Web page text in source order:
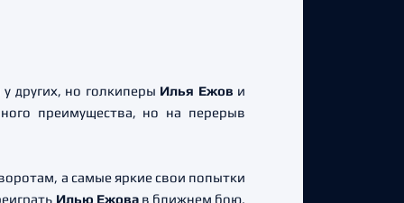
других, но голкиперы Илья Ежов и
преимущества, но на перерыв
а самые яркие свои попытки
Илью Ежовав ближнем бою,